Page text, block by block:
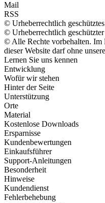
Mail
RSS
© Urheberrechtlich
© Urheberrechtlich
© Alle Rechte vorbehalten. Im
dieser Website darf ohne
Lernen Sie uns kennen
Entwicklung
Wofür wir stehen
Hinter der Seite
Unterstützung
Orte
Material
Kostenlose Downloads
Ersparnisse
Kundenbewertungen
Einkaufsführer
Support-Anleitungen
Besonderheit
Hinweise
Kundendienst
Fehlerbehebung